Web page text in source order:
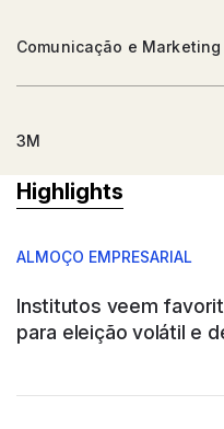
Comunicação e Marketing
3M
Argentina
Highlights
ALMOÇO EMPRESARIAL
Institutos veem
para eleição volátil e